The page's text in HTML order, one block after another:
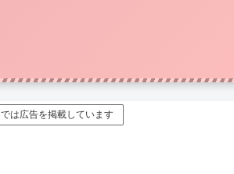
では広告を掲載しています